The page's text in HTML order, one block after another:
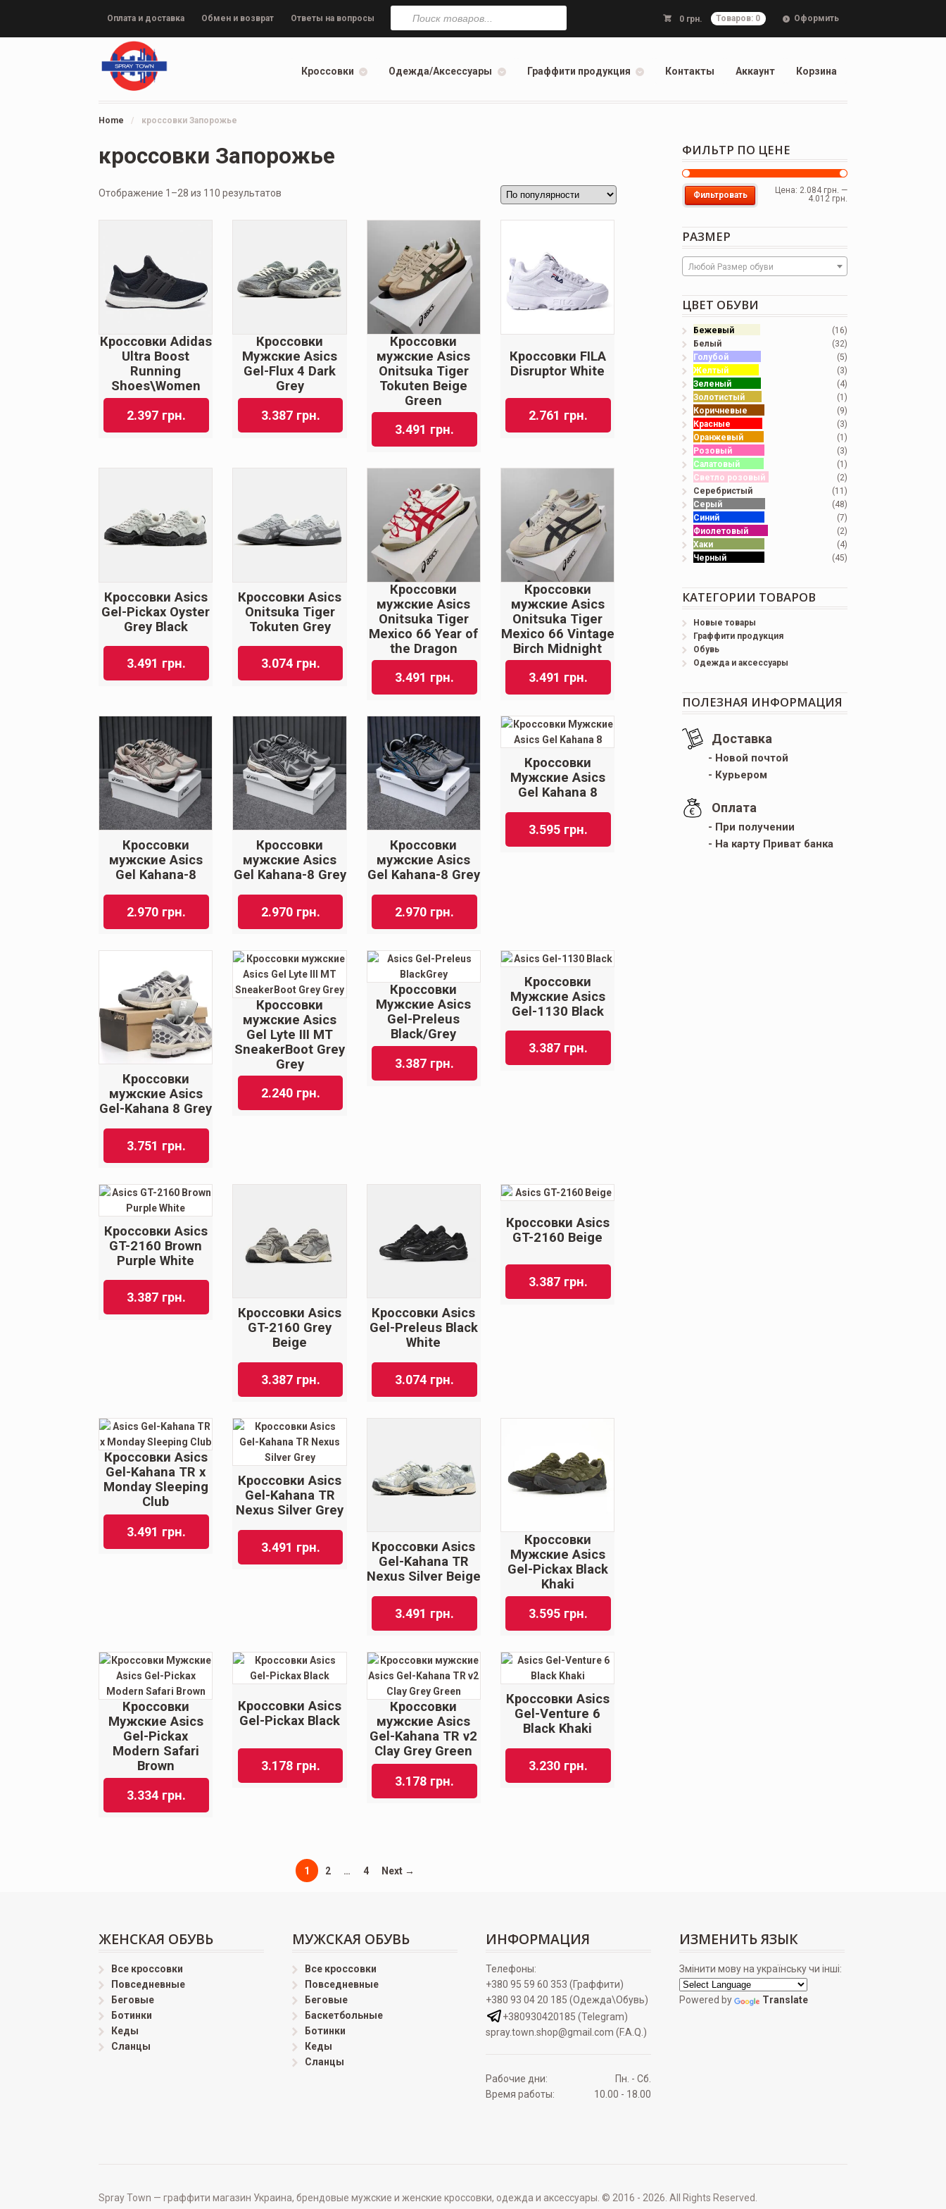
Оплата и доставка Обмен и возврат Ответы на вопросы 0 грн. Товаров: 0 Оформить
Поиск
товаров
Кроссовки Одежда/Аксессуары Граффити продукция Контакты Аккаунт Корзина
Home / кроссовки Запорожье
кроссовки Запорожье
Отображение 1–28 из 110 результатов
Кроссовки Adidas
Ultra Boost
Running
Shoes\Women
2.397 грн.
Кроссовки
Мужские Asics
Gel-Flux 4 Dark
Grey
3.387 грн.
Кроссовки
мужские Asics
Onitsuka Tiger
Tokuten Beige
Green
3.491 грн.
Кроссовки FILA
Disruptor White
2.761 грн.
Кроссовки Asics
Gel-Pickax Oyster
Grey Black
3.491 грн.
Кроссовки Asics
Onitsuka Tiger
Tokuten Grey
3.074 грн.
Кроссовки
мужские Asics
Onitsuka Tiger
Mexico 66 Year of
the Dragon
3.491 грн.
Кроссовки
мужские Asics
Onitsuka Tiger
Mexico 66 Vintage
Birch Midnight
3.491 грн.
Кроссовки
мужские Asics
Gel Kahana-8
2.970 грн.
Кроссовки
мужские Asics
Gel Kahana-8 Grey
2.970 грн.
Кроссовки
мужские Asics
Gel Kahana-8 Grey
2.970 грн.
Кроссовки
Мужские Asics
Gel Kahana 8
3.595 грн.
Кроссовки
мужские Asics
Gel-Kahana 8 Grey
3.751 грн.
Кроссовки
мужские Asics
Gel Lyte III MT
SneakerBoot Grey
Grey
2.240 грн.
Кроссовки
Мужские Asics
Gel-Preleus
Black/Grey
3.387 грн.
Кроссовки
Мужские Asics
Gel-1130 Black
3.387 грн.
Кроссовки Asics
GT-2160 Brown
Purple White
3.387 грн.
Кроссовки Asics
GT-2160 Grey
Beige
3.387 грн.
Кроссовки Asics
Gel-Preleus Black
White
3.074 грн.
Кроссовки Asics
GT-2160 Beige
3.387 грн.
Кроссовки Asics
Gel-Kahana TR x
Monday Sleeping
Club
3.491 грн.
Кроссовки Asics
Gel-Kahana TR
Nexus Silver Grey
3.491 грн.
Кроссовки Asics
Gel-Kahana TR
Nexus Silver Beige
3.491 грн.
Кроссовки
Мужские Asics
Gel-Pickax Black
Khaki
3.595 грн.
Кроссовки
Мужские Asics
Gel-Pickax
Modern Safari
Brown
3.334 грн.
Кроссовки Asics
Gel-Pickax Black
3.178 грн.
Кроссовки
мужские Asics
Gel-Kahana TR v2
Clay Grey Green
3.178 грн.
Кроссовки Asics
Gel-Venture 6
Black Khaki
3.230 грн.
1 2 … 4 Next →
ФИЛЬТР ПО ЦЕНЕ
Фильтровать Цена: 2.084 грн. —
4.012 грн.
РАЗМЕР
Любой Размер обуви
ЦВЕТ ОБУВИ
Бежевый
(16)
Белый
(32)
Голубой
(5)
Желтый
(3)
Зеленый
(4)
Золотистый
(1)
Коричневые
(9)
Красные
(3)
Оранжевый
(1)
Розовый
(3)
Салатовый
(1)
Светло розовый
(2)
Серебристый
(11)
Серый
(48)
Синий
(7)
Фиолетовый
(2)
Хаки
(4)
Черный
(45)
КАТЕГОРИИ ТОВАРОВ
Новые товары
Граффити продукция
Обувь
Одежда и аксессуары
ПОЛЕЗНАЯ ИНФОРМАЦИЯ
Доставка
- Новой почтой
- Курьером
Оплата
- При получении
- На карту Приват банка
ЖЕНСКАЯ ОБУВЬ
Все кроссовки
Повседневные
Беговые
Ботинки
Кеды
Сланцы
МУЖСКАЯ ОБУВЬ
Все кроссовки
Повседневные
Беговые
Баскетбольные
Ботинки
Кеды
Сланцы
ИНФОРМАЦИЯ
Телефоны:
+380 95 59 60 353 (Граффити)
+380 93 04 20 185 (Одежда\Обувь)
+380930420185 (Telegram)
spray.town.shop@gmail.com (F.A.Q.)
Рабочие дни:
Пн. - Сб.
Время работы:
10.00 - 18.00
ИЗМЕНИТЬ ЯЗЫК
Змінити мову на українську чи інші:
Powered by Translate
Spray Town — граффити магазин Украина, брендовые мужские и женские кроссовки, одежда и аксессуары. © 2016 - 2026. All Rights Reserved.